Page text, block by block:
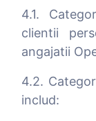
4.1.
clientii
angajatii
4.2.
includ: